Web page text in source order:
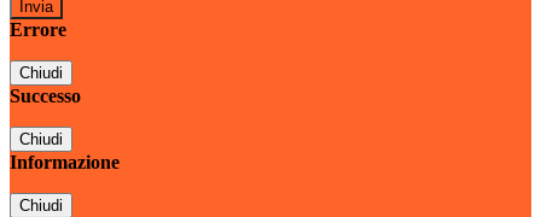
Errore
Chiudi
Successo
Chiudi
Informazione
Chiudi